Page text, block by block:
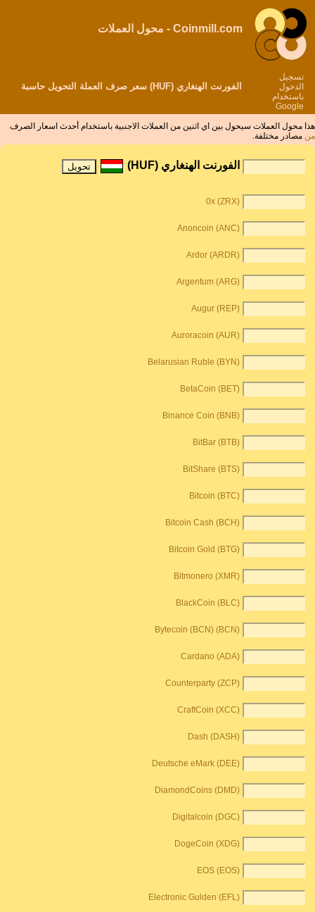
تسجيل
الدخول
باستخدام
Google
Coinmill.com - محول العملات
الفورنت الهنغاري (HUF) سعر صرف العملة التحويل حاسبة
هذا محول العملات سيحول بين اي اثنين من العملات الاجنبية باستخدام أحدث اسعار الصرف
من مصادر مختلفة.
الفورنت الهنغاري (HUF)
0x (ZRX)
Anoncoin (ANC)
Ardor (ARDR)
Argentum (ARG)
Augur (REP)
Auroracoin (AUR)
Belarusian Ruble (BYN)
BetaCoin (BET)
Binance Coin (BNB)
BitBar (BTB)
BitShare (BTS)
Bitcoin (BTC)
Bitcoin Cash (BCH)
Bitcoin Gold (BTG)
Bitmonero (XMR)
BlackCoin (BLC)
Bytecoin (BCN) (BCN)
Cardano (ADA)
Counterparty (ZCP)
CraftCoin (XCC)
Dash (DASH)
Deutsche eMark (DEE)
DiamondCoins (DMD)
Digitalcoin (DGC)
DogeCoin (XDG)
EOS (EOS)
Electronic Gulden (EFL)